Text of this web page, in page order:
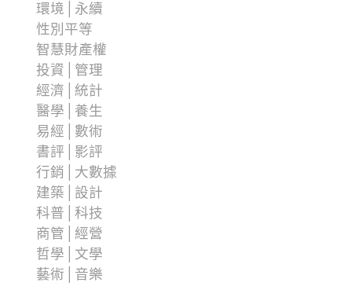
環境│永續
性別平等
智慧財產權
投資│管理
經濟│統計
醫學│養生
易經│數術
書評│影評
行銷│大數據
建築│設計
科普│科技
商管│經營
哲學│文學
藝術│音樂